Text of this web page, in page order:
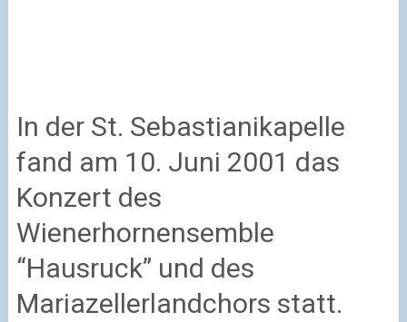
In der St. Sebastianikapelle
fand am 10. Juni 2001 das
Konzert des
Wienerhornensemble
“Hausruck” und des
Mariazellerlandchors statt.